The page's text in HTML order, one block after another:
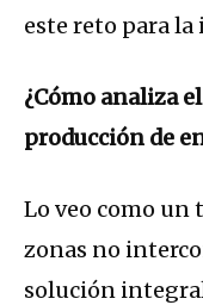
este reto para
¿Cómo analiza
producción de
Lo veo como un
zonas no
solución